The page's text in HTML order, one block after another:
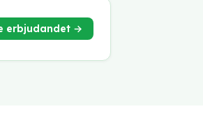
erbjudandet →